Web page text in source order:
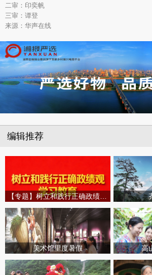
二审：印奕帆
三审：谭登
来源：华声在线
编辑推荐
美术馆里度暑假 高